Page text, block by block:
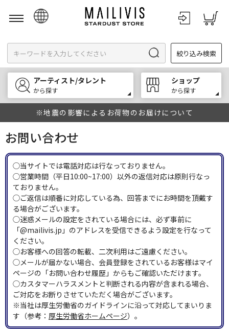
English
한국어
中文
絞り込み検索
アーティスト/タレント
から探す
ショップ
から探す
※地震の影響によるお荷物のお届けについて
お問い合わせ
◯当サイトでは電話対応は行なっておりません。
◯営業時間（平日10:00~17:00）以外の返信対応は原則行なっ
ておりません。
◯ご返信は順番に対応している為、回答までにお時間を頂戴す
る場合がございます。
◯迷惑メールの設定をされている場合には、必ず事前に
「@mailivis.jp」のアドレスを受信できるよう設定を行なって
ください。
◯お客様への回答の転載、二次利用はご遠慮ください。
◯メールが届かない場合、会員登録をされているお客様はマイ
ページの「お問い合わせ履歴」からもご確認いただけます。
◯カスタマーハラスメントと判断される内容が含まれる場合、
ご対応をお断りさせていただく場合がございます。
※当社は厚生労働省のガイドラインに沿って対応してまいりま
す（参考： 厚生労働省ホームページ）。